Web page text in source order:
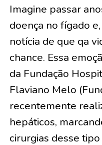
Imagine passar
doença no fígado
notícia de que qa
chance. Essa
da Fundação
Flaviano Melo
recentemente
hepáticos,
cirurgias desse